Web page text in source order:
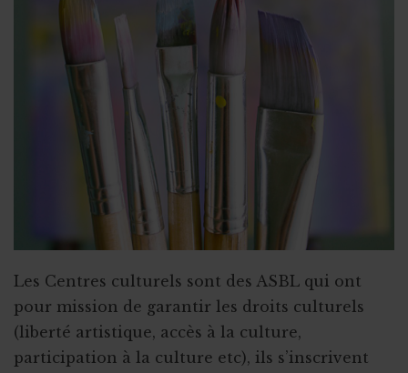
Les Centres culturels sont des ASBL qui ont
pour mission de garantir les droits culturels
(liberté artistique, accès à la culture,
participation à la culture etc), ils s’inscrivent